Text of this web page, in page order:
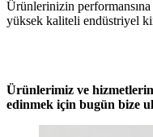
Ürünlerinizin
yüksek kaliteli endüstriyel
Ürünlerimiz ve
edinmek için bugün bize